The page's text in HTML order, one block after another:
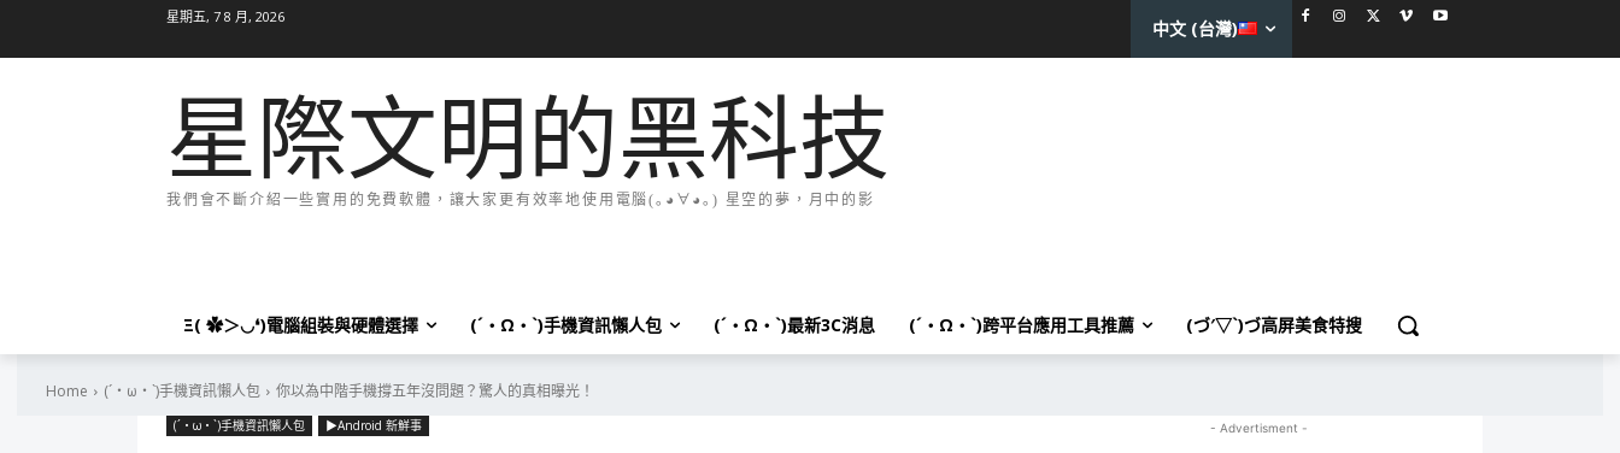
星期五, 7 8 月, 2026
中文 (台灣)
星際文明的黑科技
我們會不斷介紹一些實用的免費軟體，讓大家更有效率地使用電腦(｡◕∀◕｡) 星空的夢，月中的影
Ξ( ✿＞◡❛)電腦組裝與硬體選擇 (´・Ω・`)手機資訊懶人包 (´・Ω・`)最新3C消息 (´・Ω・`)跨平台應用工具推薦 (づ′▽`)づ高屏美食特搜
Home (´・ω・`)手機資訊懶人包 你以為中階手機撐五年沒問題？驚人的真相曝光！
(´・ω・`)手機資訊懶人包 ▶Android 新鮮事 - Advertisment -